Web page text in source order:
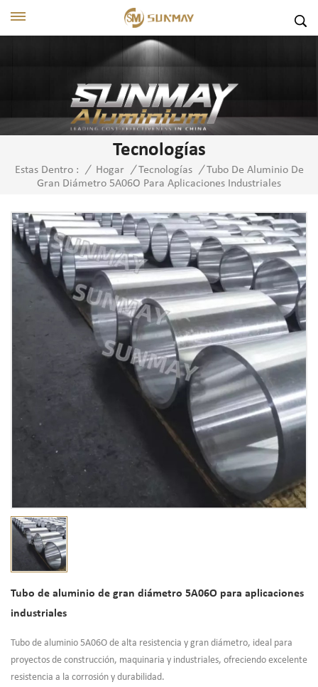
Tecnologías
Estas Dentro : / Hogar / Tecnologías / Tubo De Aluminio De
Gran Diámetro 5A06O Para Aplicaciones Industriales
Tubo de aluminio de gran diámetro 5A06O para aplicaciones
industriales
Tubo de aluminio 5A06O de alta resistencia y gran diámetro, ideal para
proyectos de construcción, maquinaria y industriales, ofreciendo excelente
resistencia a la corrosión y durabilidad.